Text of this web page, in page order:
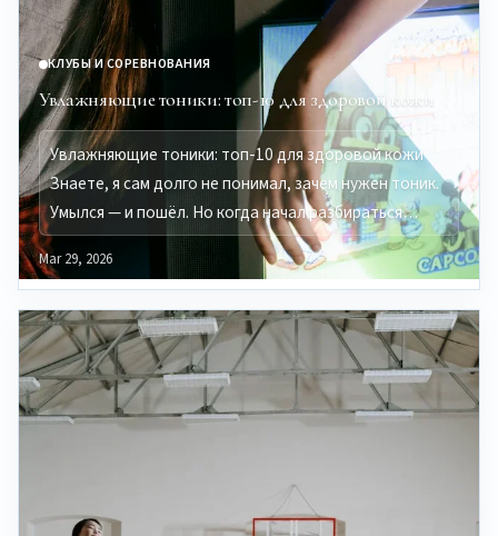
КЛУБЫ И СОРЕВНОВАНИЯ
Увлажняющие тоники: топ-10 для здоровой кожи
Увлажняющие тоники: топ-10 для здоровой кожи
Знаете, я сам долго не понимал, зачем нужен тоник.
Умылся — и пошёл. Но когда начал разбираться…
Mar 29, 2026